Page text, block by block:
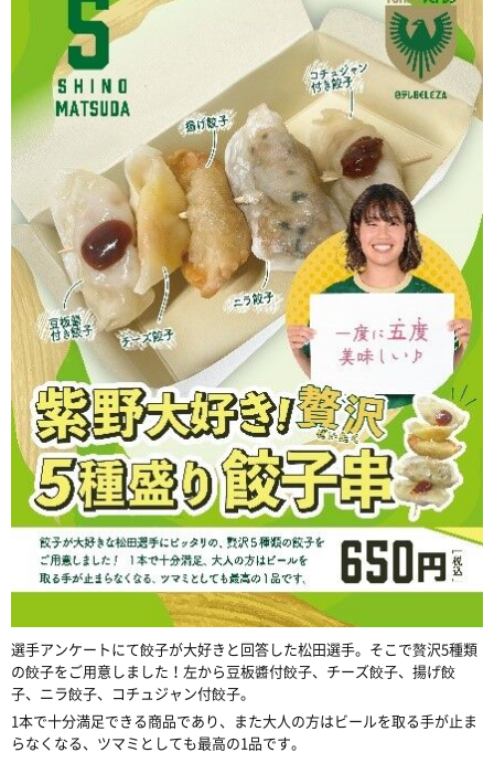
選手アンケートにて餃子が大好きと回答した松田選手。そこで贅沢5種類
の餃子をご用意しました！左から豆板醬付餃子、チーズ餃子、揚げ餃
子、ニラ餃子、コチュジャン付餃子。
1本で十分満足できる商品であり、また大人の方はビールを取る手が止ま
らなくなる、ツマミとしても最高の1品です。